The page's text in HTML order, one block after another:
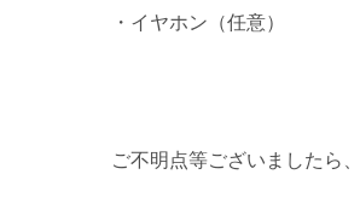
・イヤホン（任意）
ご不明点等ございましたら、